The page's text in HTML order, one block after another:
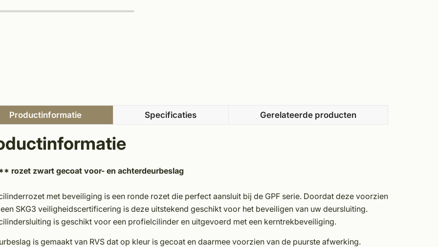
Productinformatie Specificaties Gerelateerde producten
rozet zwart gecoat voor- en achterdeurbeslag
met beveiliging is een ronde rozet die perfect aansluit bij de GPF serie. Doordat deze voorzien
SKG3 veiligheidscertificering is deze uitstekend geschikt voor het beveiligen van uw deursluiting.
is geschikt voor een profielcilinder en uitgevoerd met een kerntrekbeveiliging.
is gemaakt van RVS dat op kleur is gecoat en daarmee voorzien van de puurste afwerking.